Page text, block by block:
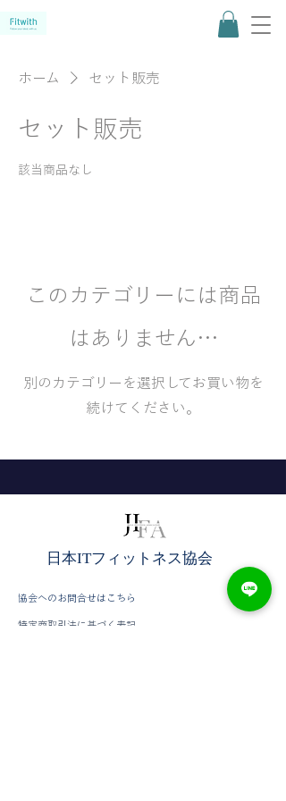
ホーム セット販売
セット販売
該当商品なし
このカテゴリーには商品
はありません…
別のカテゴリーを選択してお買い物を
続けてください。
​日本ITフィットネス協会
協会へのお問合せはこちら
​特定商取引法に基づく表記